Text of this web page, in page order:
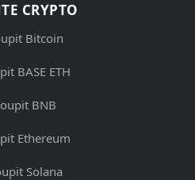
CRYPTO
Bitcoin
BASE ETH
BNB
Ethereum
Solana